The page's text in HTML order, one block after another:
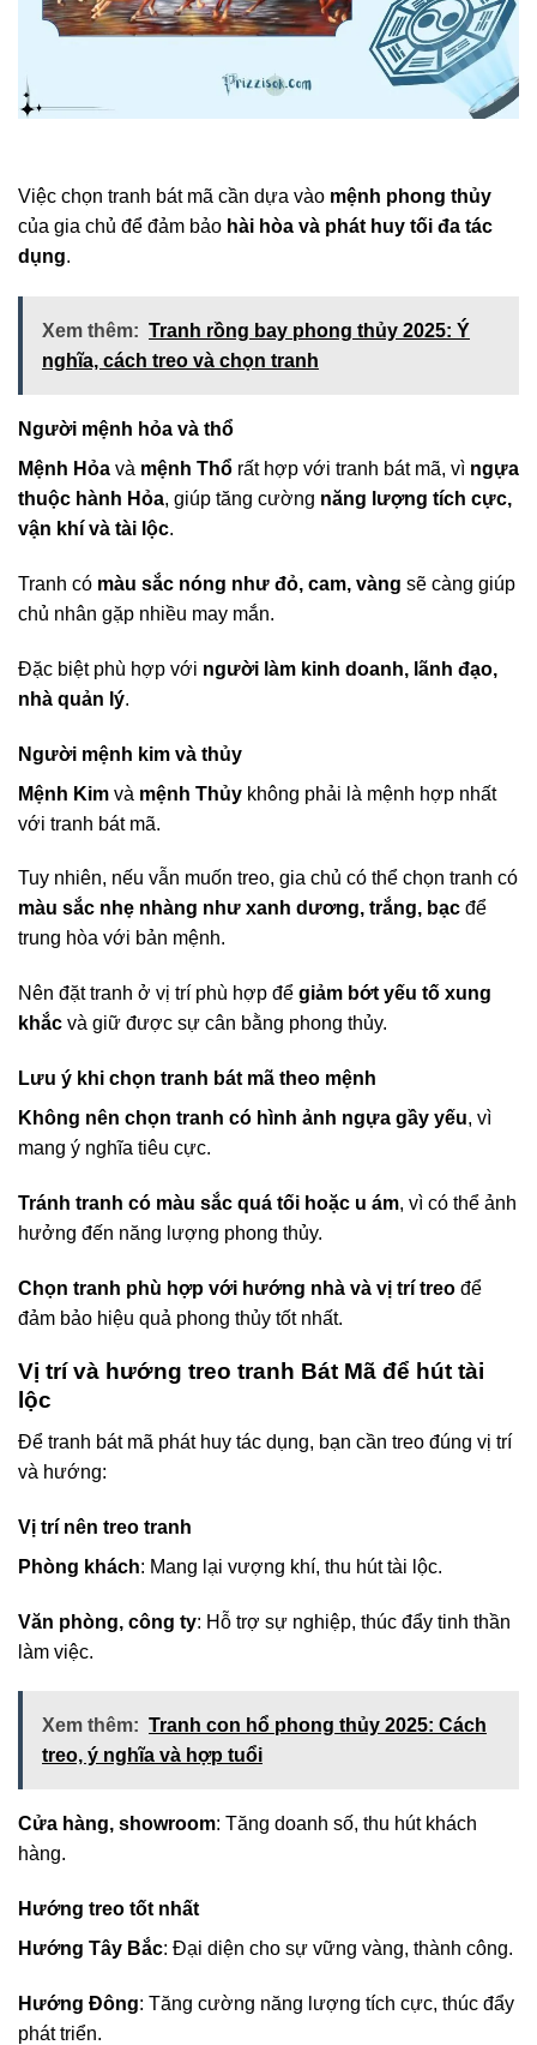
Việc chọn tranh bát mã cần dựa vào mệnh phong thủy
của gia chủ để đảm bảo hài hòa và phát huy tối đa tác
dụng.
Xem thêm: Tranh rồng bay phong thủy 2025: Ý
nghĩa, cách treo và chọn tranh
Người mệnh hỏa và thổ
Mệnh Hỏa và mệnh Thổ rất hợp với tranh bát mã, vì ngựa
thuộc hành Hỏa, giúp tăng cường năng lượng tích cực,
vận khí và tài lộc.
Tranh có màu sắc nóng như đỏ, cam, vàng sẽ càng giúp
chủ nhân gặp nhiều may mắn.
Đặc biệt phù hợp với người làm kinh doanh, lãnh đạo,
nhà quản lý.
Người mệnh kim và thủy
Mệnh Kim và mệnh Thủy không phải là mệnh hợp nhất
với tranh bát mã.
Tuy nhiên, nếu vẫn muốn treo, gia chủ có thể chọn tranh có
màu sắc nhẹ nhàng như xanh dương, trắng, bạc để
trung hòa với bản mệnh.
Nên đặt tranh ở vị trí phù hợp để giảm bớt yếu tố xung
khắc và giữ được sự cân bằng phong thủy.
Lưu ý khi chọn tranh bát mã theo mệnh
Không nên chọn tranh có hình ảnh ngựa gầy yếu, vì
mang ý nghĩa tiêu cực.
Tránh tranh có màu sắc quá tối hoặc u ám, vì có thể ảnh
hưởng đến năng lượng phong thủy.
Chọn tranh phù hợp với hướng nhà và vị trí treo để
đảm bảo hiệu quả phong thủy tốt nhất.
Vị trí và hướng treo tranh Bát Mã để hút tài
lộc
Để tranh bát mã phát huy tác dụng, bạn cần treo đúng vị trí
và hướng:
Vị trí nên treo tranh
Phòng khách: Mang lại vượng khí, thu hút tài lộc.
Văn phòng, công ty: Hỗ trợ sự nghiệp, thúc đẩy tinh thần
làm việc.
Xem thêm: Tranh con hổ phong thủy 2025: Cách
treo, ý nghĩa và hợp tuổi
Cửa hàng, showroom: Tăng doanh số, thu hút khách
hàng.
Hướng treo tốt nhất
Hướng Tây Bắc: Đại diện cho sự vững vàng, thành công.
Hướng Đông: Tăng cường năng lượng tích cực, thúc đẩy
phát triển.